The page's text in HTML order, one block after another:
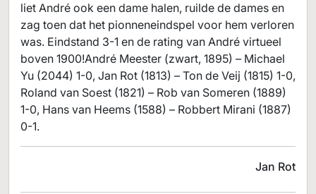
liet André ook een dame halen, ruilde de dames en
zag toen dat het pionneneindspel voor hem verloren
was. Eindstand 3-1 en de rating van André virtueel
boven 1900!André Meester (zwart, 1895) – Michael
Yu (2044) 1-0, Jan Rot (1813) – Ton de Veij (1815) 1-0,
Roland van Soest (1821) – Rob van Someren (1889)
1-0, Hans van Heems (1588) – Robbert Mirani (1887)
0-1.
Jan Rot